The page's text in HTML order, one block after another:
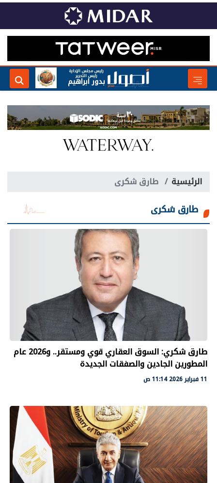
رئيس مجلس الإدارة
رئيس التحرير
بدور ابراهيم
الرئيسية طارق شكرى
طارق شكرى
طارق شكري: السوق العقاري قوي ومستقر.. و2026 عام
المطورين الجادين والصفقات الجديدة
11 فبراير 2026 11:14 ص